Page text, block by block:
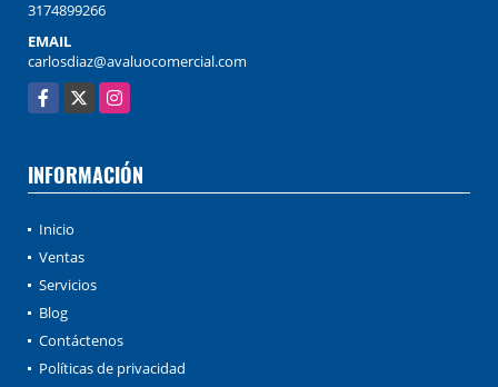
3174899266
EMAIL
carlosdiaz@avaluocomercial.com
Facebook
X Instagram
INFORMACIÓN
Inicio
Ventas
Servicios
Blog
Contáctenos
Políticas de privacidad